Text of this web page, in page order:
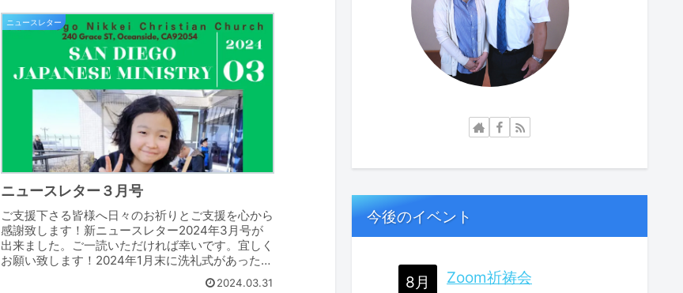
ニュースレター
ニュースレター３月号
ご支援下さる皆様へ日々のお祈りとご支援を心から
感謝致します！新ニュースレター2024年3月号が
出来ました。ご一読いただければ幸いです。宜しく
お願い致します！2024年1月末に洗礼式があったば
かりですが、このEasterでも更に２名の日本人女...
2024.03.31
今後のイベント
8月
Zoom祈祷会